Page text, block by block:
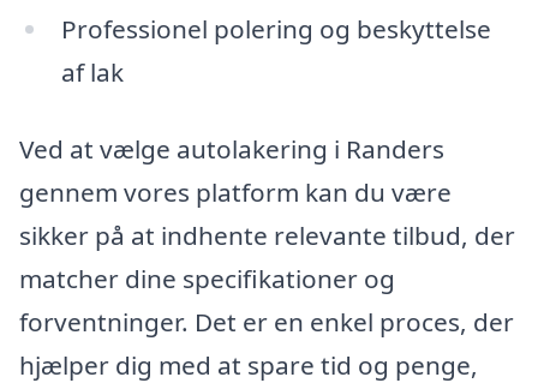
Professionel polering og beskyttelse
af lak
Ved at vælge autolakering i Randers
gennem vores platform kan du være
sikker på at indhente relevante tilbud, der
matcher dine specifikationer og
forventninger. Det er en enkel proces, der
hjælper dig med at spare tid og penge,